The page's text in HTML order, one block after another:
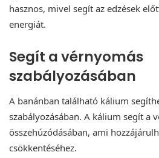
hasznos, mivel segít az edzések
energiát.
Segít a vérnyomás
szabályozásában
A banánban található kálium
szabályozásában. A kálium segít a
összehúzódásában, ami
csökkentéséhez.